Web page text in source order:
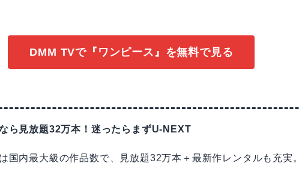
DMM TVで『ワンピース』を無料で見る
ら見放題32万本！迷ったらまずU-NEXT
国内最大級の作品数で、見放題32万本＋最新作レンタルも充実。